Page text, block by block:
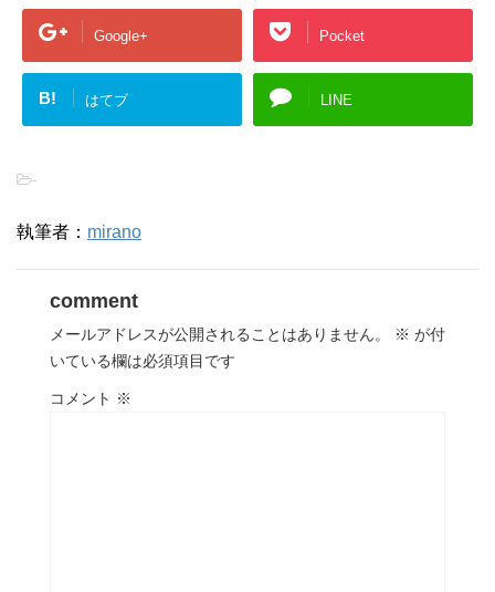
Google+ Pocket
B! はてブ LINE
-
執筆者： mirano
comment
メールアドレスが公開されることはありません。 ※ が付
いている欄は必須項目です
コメント ※